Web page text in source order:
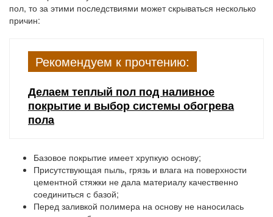
пол, то за этими последствиями может скрываться несколько
причин:
Рекомендуем к прочтению:
Делаем теплый пол под наливное
покрытие и выбор системы обогрева
пола
Базовое покрытие имеет хрупкую основу;
Присутствующая пыль, грязь и влага на поверхности
цементной стяжки не дала материалу качественно
соединиться с базой;
Перед заливкой полимера на основу не наносилась